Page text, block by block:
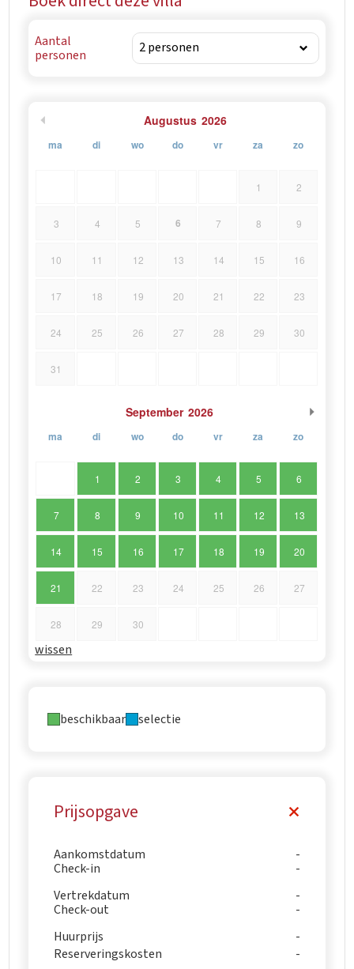
Aantal
personen
Augustus 2026
ma di wo do vr za zo
1 2
3 4 5 6 7 8 9
10 11 12 13 14 15 16
17 18 19 20 21 22 23
24 25 26 27 28 29 30
31
September 2026
ma di wo do vr za zo
1 2 3 4 5 6
7 8 9 10 11 12 13
14 15 16 17 18 19 20
21 22 23 24 25 26 27
28 29 30
wissen
beschikbaar selectie
Prijsopgave
Aankomstdatum
Check-in
Vertrekdatum
Check-out
Huurprijs
Reserveringskosten